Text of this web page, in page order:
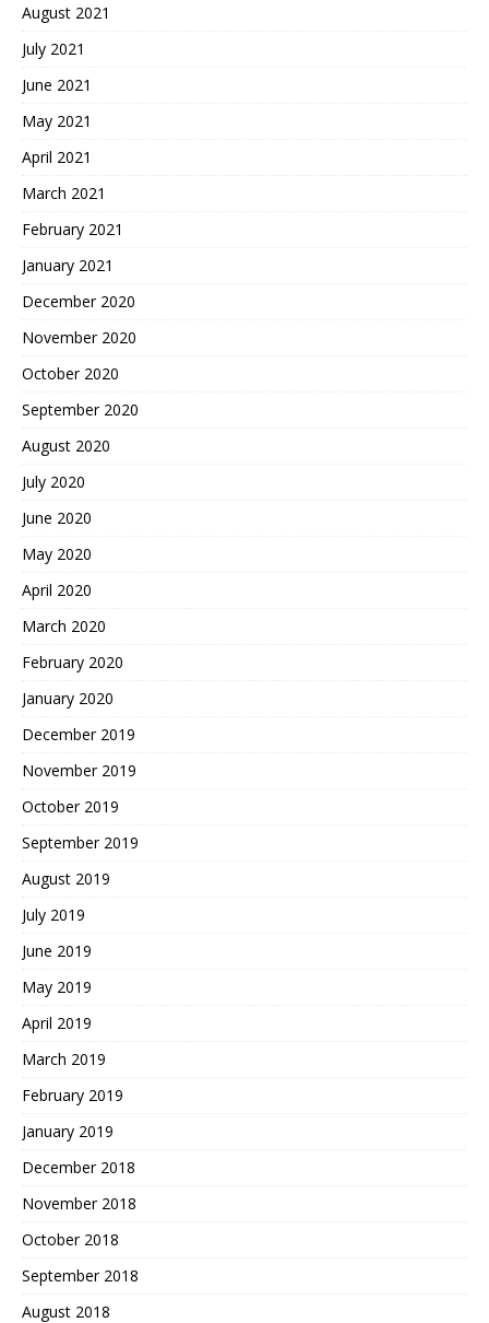
August 2021
July 2021
June 2021
May 2021
April 2021
March 2021
February 2021
January 2021
December 2020
November 2020
October 2020
September 2020
August 2020
July 2020
June 2020
May 2020
April 2020
March 2020
February 2020
January 2020
December 2019
November 2019
October 2019
September 2019
August 2019
July 2019
June 2019
May 2019
April 2019
March 2019
February 2019
January 2019
December 2018
November 2018
October 2018
September 2018
August 2018